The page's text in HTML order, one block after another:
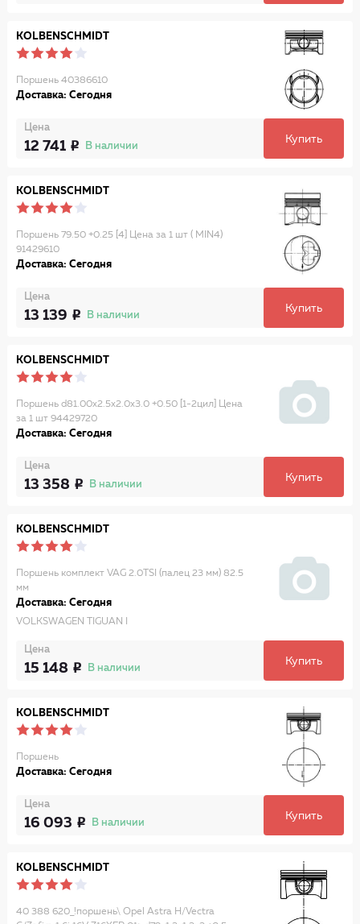
KOLBENSCHMIDT
Поршень 40386610
Доставка: Сегодня
Цена
12 741 В наличии
Купить
KOLBENSCHMIDT
Поршень 79.50 +0.25 [4] Цена за 1 шт ( MIN4)
91429610
Доставка: Сегодня
Цена
13 139 В наличии
Купить
KOLBENSCHMIDT
Поршень d81.00x2.5x2.0x3.0 +0.50 [1-2цил] Цена
за 1 шт 94429720
Доставка: Сегодня
Цена
13 358 В наличии
Купить
KOLBENSCHMIDT
Поршень комплект VAG 2.0TSI (палец 23 мм) 82.5
мм
Доставка: Сегодня
VOLKSWAGEN TIGUAN I
Цена
15 148 В наличии
Купить
KOLBENSCHMIDT
Поршень
Доставка: Сегодня
Цена
16 093 В наличии
Купить
KOLBENSCHMIDT
40 388 620_!поршень\ Opel Astra H/Vectra